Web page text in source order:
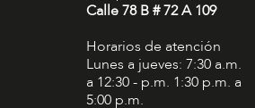
Calle 78 B # 72 A 109
Horarios de atención
Lunes a jueves: 7:30 a.m.
a 12:30 - p.m. 1:30 p.m. a
5:00 p.m.